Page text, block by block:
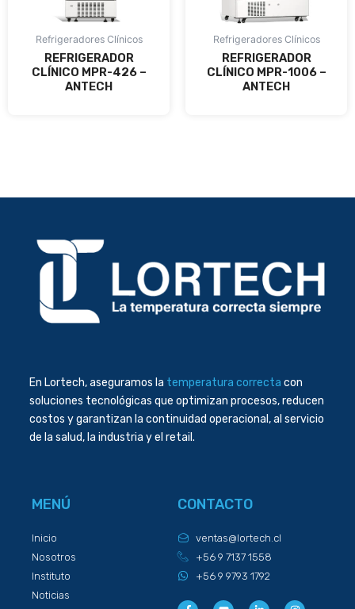
Refrigeradores Clínicos
REFRIGERADOR
CLÍNICO MPR-426 –
ANTECH
Refrigeradores Clínicos
REFRIGERADOR
CLÍNICO MPR-1006 –
ANTECH
En Lortech, aseguramos la temperatura correcta con
soluciones tecnológicas que optimizan procesos, reducen
costos y garantizan la continuidad operacional, al servicio
de la salud, la industria y el retail.
MENÚ
Inicio
Nosotros
Instituto
Noticias
CONTACTO
ventas@lortech.cl
+56 9 7137 1558
+56 9 9793 1792
F
Y
L
I